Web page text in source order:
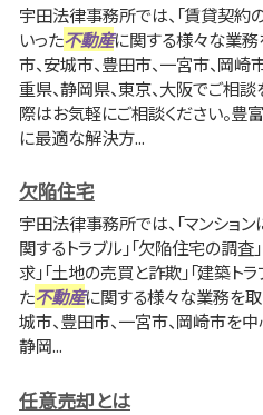
宇田法律事務所では、「賃貸契約の
いった不動産に関する様々な業務
市、安城市、豊田市、一宮市、岡崎
重県、静岡県、東京、大阪でご相
際はお気軽にご相談ください。
に最適な解決方...
欠陥住宅
宇田法律事務所では、「マンション
関するトラブル」「欠陥住宅の調
求」「土地の売買と詐欺」「建築ト
た不動産に関する様々な業務を取
城市、豊田市、一宮市、岡崎市を中
静岡...
任意売却とは